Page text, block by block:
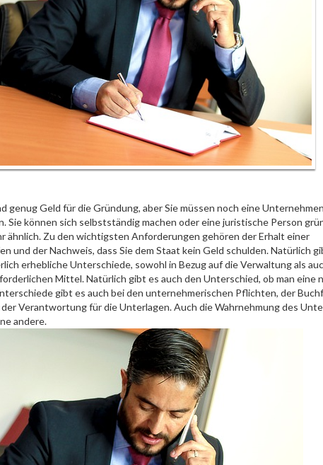
genug Geld für die Gründung, aber Sie müssen noch eine
Sie können sich selbstständig machen oder eine juristische Person
ähnlich. Zu den wichtigsten Anforderungen gehören der Erhalt einer
und der Nachweis, dass Sie dem Staat kein Geld schulden. Natürlich
erhebliche Unterschiede, sowohl in Bezug auf die Verwaltung als
Mittel. Natürlich gibt es auch den Unterschied, ob man eine
gibt es auch bei den unternehmerischen Pflichten, der
Verantwortung für die Unterlagen. Auch die Wahrnehmung des
andere.